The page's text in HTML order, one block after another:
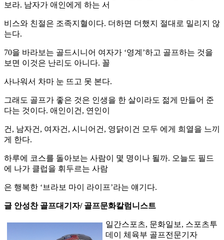
보라. 남자가 애인에게 하는 서
비스와 친절은 조족지혈이다. 더하면 더했지 절대로 밀리지 않
는다.
70을 바라보는 골드시니어 여자가 ‘영계’하고 골프하는 것을
보면 이것은 난리도 아니다. 꼴
사나워서 차마 눈 뜨고 못 본다.
그래도 골프가 좋은 것은 인생을 한 살이라도 젊게 만들어 준
다는 것이다. 애인이건, 연인이
건, 남자건, 여자건, 시니어건, 영닭이건 모두 에게 희열을 느끼
게 한다.
하루에 코스를 돌아보는 사람이 몇 명이나 될까. 오늘도 필드
에 나가 클럽을 휘두르는 사람
은 행복한 ‘브라보 마이 라이프’라는 얘기다.
글 안성찬 골프대기자/ 골프문화칼럼니스트
일간스포츠, 문화일보, 스포츠투
데이 체육부 골프전문기자